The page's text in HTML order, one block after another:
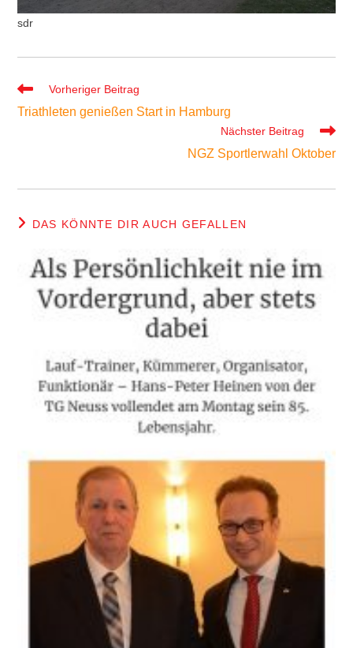
sdr
Weitere
ansehen
Vorheriger Beitrag
Triathleten genießen Start in Hamburg
Nächster Beitrag
NGZ Sportlerwahl Oktober
DAS KÖNNTE DIR AUCH GEFALLEN